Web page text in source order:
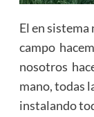
El en
campo
nosotros
mano, todas
instalando